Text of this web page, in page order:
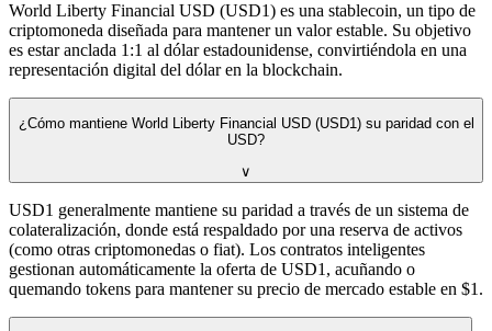
World Liberty Financial USD (USD1) es una stablecoin, un tipo de
criptomoneda diseñada para mantener un valor estable. Su objetivo
es estar anclada 1:1 al dólar estadounidense, convirtiéndola en una
representación digital del dólar en la blockchain.
¿Cómo mantiene World Liberty Financial USD (USD1) su paridad con el
USD?
∨
USD1 generalmente mantiene su paridad a través de un sistema de
colateralización, donde está respaldado por una reserva de activos
(como otras criptomonedas o fiat). Los contratos inteligentes
gestionan automáticamente la oferta de USD1, acuñando o
quemando tokens para mantener su precio de mercado estable en $1.